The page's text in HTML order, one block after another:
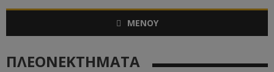
ΜΕΝΟΥ
ΠΛΕΟΝΕΚΤΗΜΑΤΑ